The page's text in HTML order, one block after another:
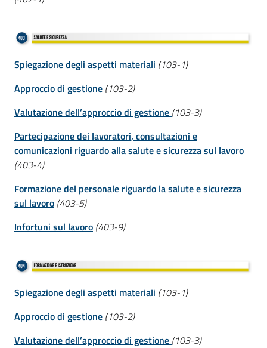
Spiegazione degli aspetti materiali (103-1)
Approccio di gestione (103-2)
Valutazione dell’approccio di gestione (103-3)
Partecipazione dei lavoratori, consultazioni e
comunicazioni riguardo alla salute e sicurezza sul lavoro
(403-4)
Formazione del personale riguardo la salute e sicurezza
sul lavoro (403-5)
Infortuni sul lavoro (403-9)
Spiegazione degli aspetti materiali (103-1)
Approccio di gestione (103-2)
Valutazione dell’approccio di gestione (103-3)